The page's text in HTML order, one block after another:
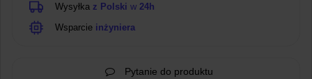
Wysyłka z Polski w 24h
Wsparcie inżyniera
Pytanie do produktu